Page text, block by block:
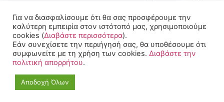
© 2022-2025 All rights
Reserved.
Για να διασφαλίσουμε ότι θα σας προσφέρουμε την
καλύτερη εμπειρία στον ιστότοπό μας, χρησιμοποιούμε
cookies (Διαβάστε περισσότερα).
Εάν συνεχίσετε την περιήγησή σας, θα υποθέσουμε ότι
συμφωνείτε με τη χρήση των cookies. Διαβάστε την
πολιτική απορρήτου.
Αποδοχή Όλων